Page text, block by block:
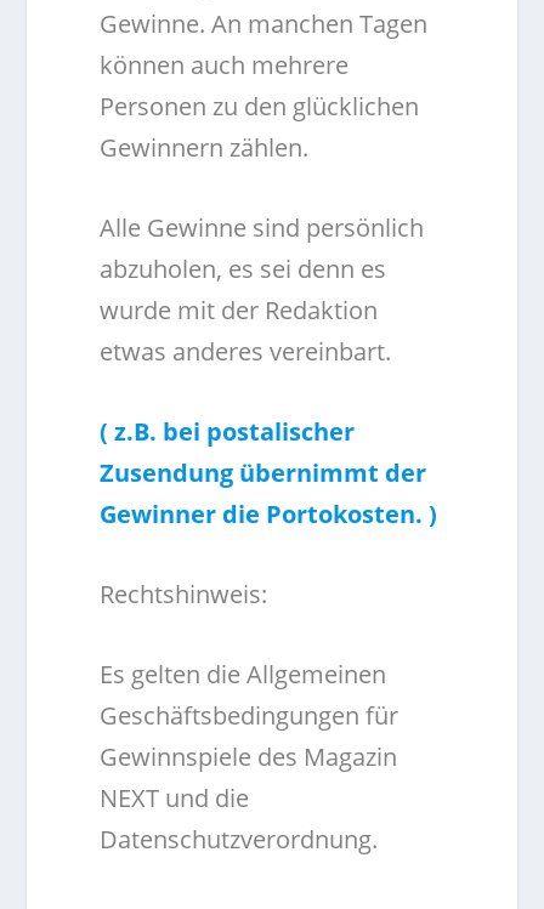
Gewinne. An manchen Tagen
können auch mehrere
Personen zu den glücklichen
Gewinnern zählen.
Alle Gewinne sind persönlich
abzuholen, es sei denn es
wurde mit der Redaktion
etwas anderes vereinbart.
( z.B. bei postalischer
Zusendung übernimmt der
Gewinner die Portokosten. )
Rechtshinweis:
Es gelten die Allgemeinen
Geschäftsbedingungen für
Gewinnspiele des Magazin
NEXT und die
Datenschutzverordnung.